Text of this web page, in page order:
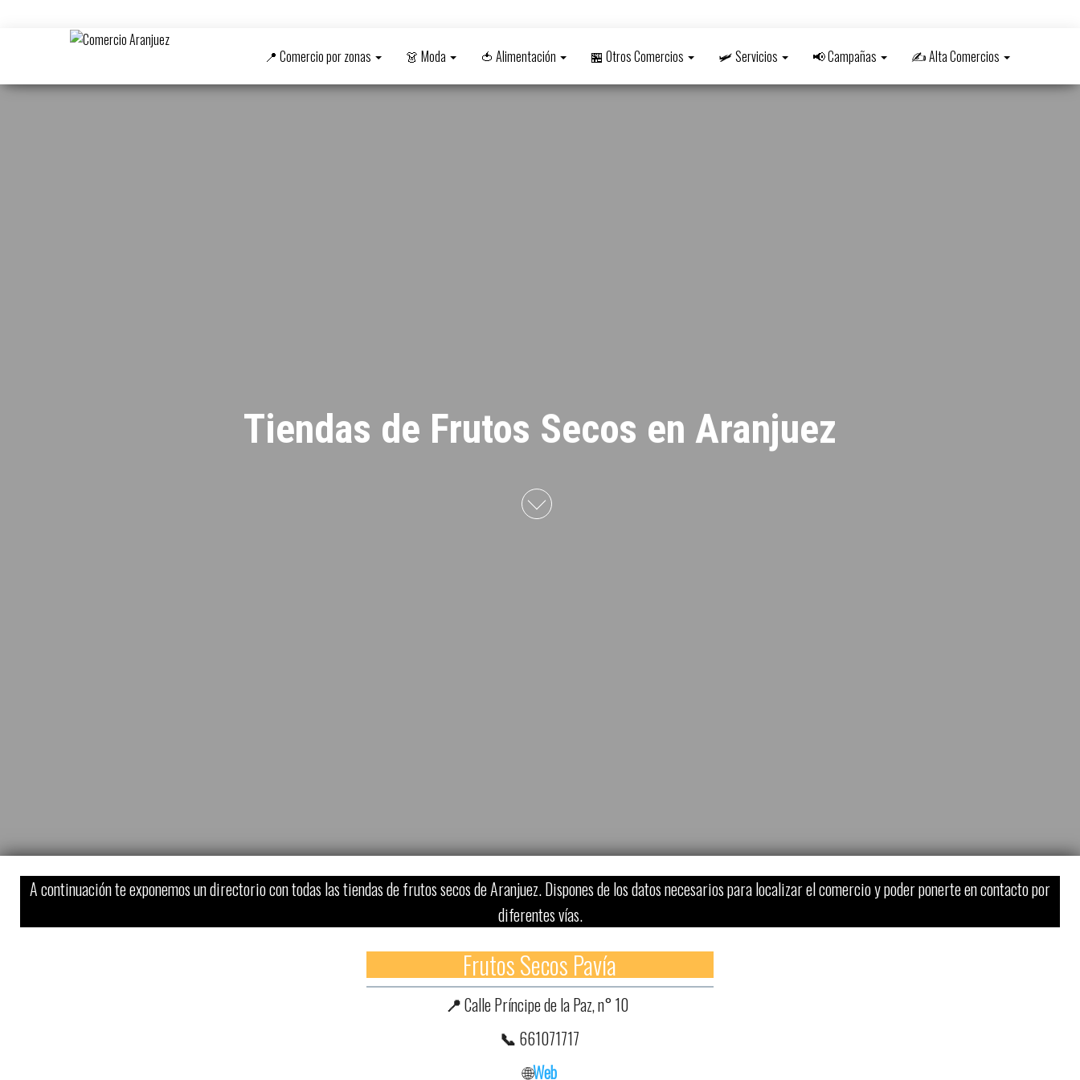
Comercio
Centro
📍 Comercio por zonas 👗 Moda 🍅 Alimentación 🏪 Otros Comercios 🛩️ Servicios 📢 Campañas ✍️ Alta Comercios
Tiendas de Frutos Secos en Aranjuez
A continuación te exponemos un directorio con todas las tiendas de frutos secos de Aranjuez. Dispones de los datos necesarios para localizar el comercio y poder ponerte en contacto por
diferentes vías.
Frutos Secos Pavía
📍Calle Príncipe de la Paz, n° 10
📞 661071717
🌐Web